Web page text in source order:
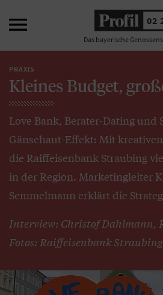
 02
Das bayerische
PRAXIS
Kleines Budget,
Love Bank, Berater-Dating und
Gänsehaut-Effekt: Mit
die Raiffeisenbank Straubing
in der Region. Marketingleiter
Semmelmann erklärt die
Interview: Christof Dahlmann,
Fotos: Raiffeisenbank Straubing